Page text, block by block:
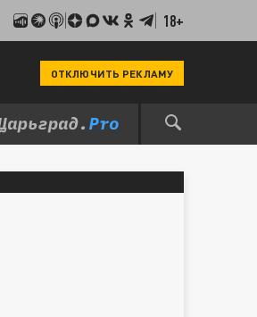
18+
ОТКЛЮЧИТЬ РЕКЛАМУ